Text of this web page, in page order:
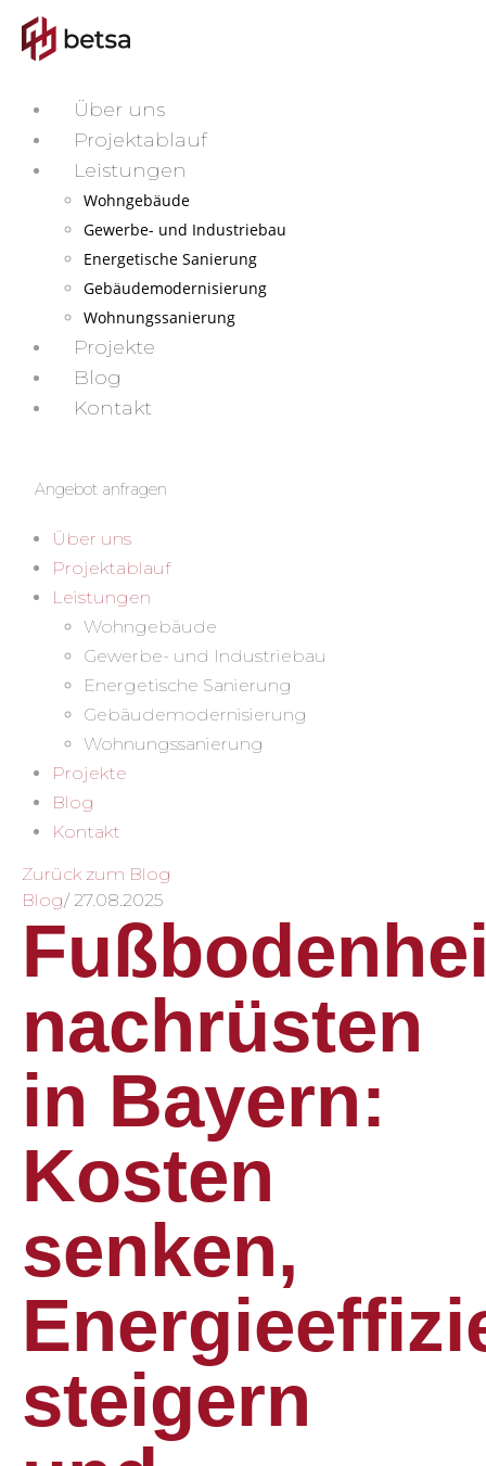
Über uns
Projektablauf
Leistungen
Wohngebäude
Gewerbe- und Industriebau
Energetische Sanierung
Gebäudemodernisierung
Wohnungssanierung
Projekte
Blog
Kontakt
Angebot anfragen
Über uns
Projektablauf
Leistungen
Wohngebäude
Gewerbe- und Industriebau
Energetische Sanierung
Gebäudemodernisierung
Wohnungssanierung
Projekte
Blog
Kontakt
Zurück zum Blog
Blog/ 27.08.2025
nachrüsten
in Bayern:
Kosten
senken,
steigern